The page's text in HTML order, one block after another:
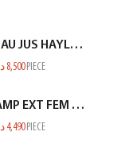
BOISSON AU JUS HAYLA KIWI BANANE 1L
8,500 PIECE
LILAS SHAMP EXT FEM RACINE GP SECHE SAUMON 350ML
4,490 PIECE